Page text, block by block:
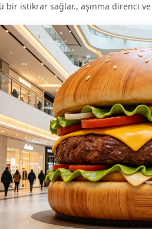
bir istikrar sağlar., aşınma direnci